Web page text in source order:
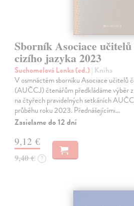
Sborník Asociace
cizího jazyka 2023
Suchomelová Lenka (ed.)| Kniha
V osmnáctém sborníku Asociace učitelů
(AUČCJ) čtenářům předkládáme výběr
na čtyřech pravidelných setkáních
průběhu roku 2023. Přednášejícími…
Zasielame do 12 dní
9,12 €
9,40 € ?